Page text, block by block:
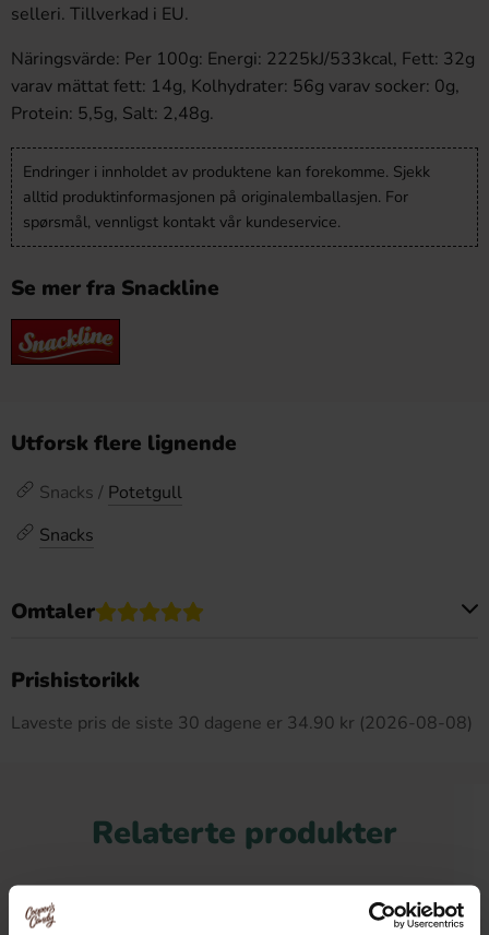
selleri. Tillverkad i EU.
Näringsvärde: Per 100g: Energi: 2225kJ/533kcal, Fett: 32g
varav mättat fett: 14g, Kolhydrater: 56g varav socker: 0g,
Protein: 5,5g, Salt: 2,48g.
Endringer i innholdet av produktene kan forekomme. Sjekk
alltid produktinformasjonen på originalemballasjen. For
spørsmål, vennligst kontakt vår kundeservice.
Se mer fra Snackline
Utforsk flere lignende
Snacks / Potetgull
Snacks
Omtaler
Prishistorikk
Laveste pris de siste 30 dagene er 34.90 kr (2026-08-08)
Relaterte produkter